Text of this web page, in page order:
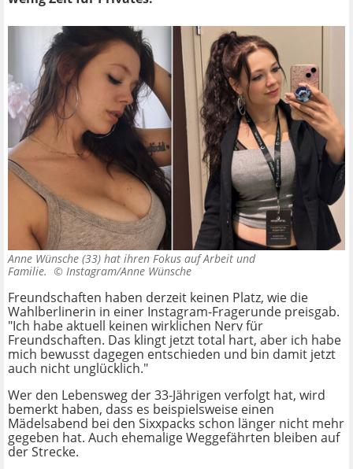
Anne Wünsche (33) hat ihren Fokus auf Arbeit und
Familie. © Instagram/Anne Wünsche
Freundschaften haben derzeit keinen Platz, wie die
Wahlberlinerin in einer Instagram-Fragerunde preisgab.
"Ich habe aktuell keinen wirklichen Nerv für
Freundschaften. Das klingt jetzt total hart, aber ich habe
mich bewusst dagegen entschieden und bin damit jetzt
auch nicht unglücklich."
Wer den Lebensweg der 33-Jährigen verfolgt hat, wird
bemerkt haben, dass es beispielsweise einen
Mädelsabend bei den Sixxpacks schon länger nicht mehr
gegeben hat. Auch ehemalige Weggefährten bleiben auf
der Strecke.